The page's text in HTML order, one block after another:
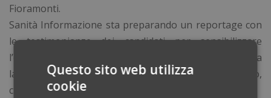
Fioramonti.
Sanità Informazione sta preparando un reportage con
le testimonianze dei candidati per sensibilizzare
l’opinione pubblica sull’opportunità di continuare a
lasciare che sia un quiz a decidere chi diventerà medico,
cuore pulsante del Sistema Sanitario Nazionale.
Questo sito web utilizza
cookie